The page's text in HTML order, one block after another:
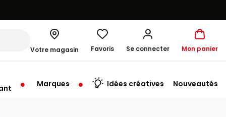
Votre magasin
à 20:00
Favoris Se connecter Mon panier
Marques Idées créatives Nouveautés